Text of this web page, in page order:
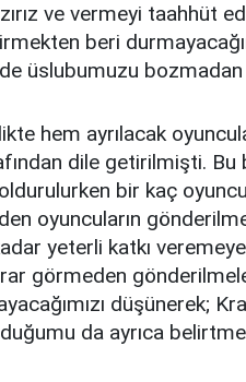
ve vermeyi taahhüt
beri
üslubumuzu bozmadan
hem ayrılacak
dile getirilmişti.
bir kaç
oyuncuların
yeterli katkı
görmeden
düşünerek;
da ayrıca